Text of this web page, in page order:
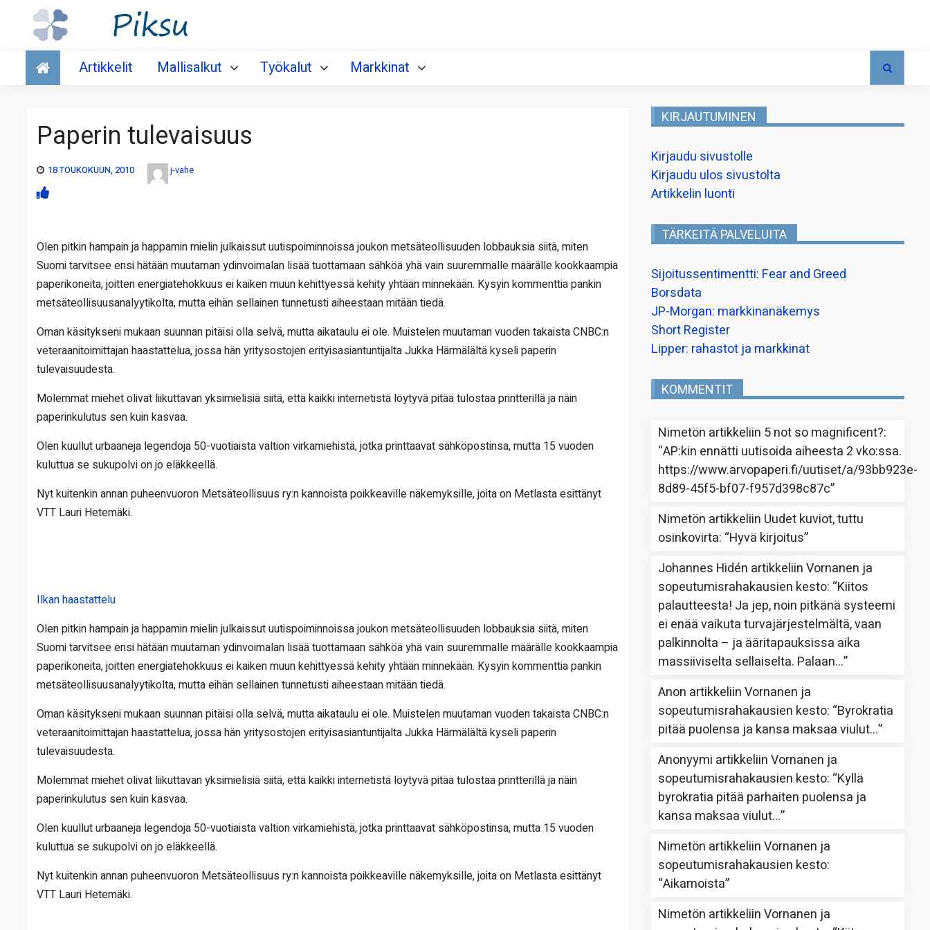
Talous
Artikkelit Mallisalkut Työkalut Markkinat
Paperin tulevaisuus
18 TOUKOKUUN, 2010 j-vahe
Olen pitkin hampain ja happamin mielin julkaissut uutispoiminnoissa joukon metsäteollisuuden lobbauksia siitä, miten
Suomi tarvitsee ensi hätään muutaman ydinvoimalan lisää tuottamaan sähköä yhä vain suuremmalle määrälle kookkaampia
paperikoneita, joitten energiatehokkuus ei kaiken muun kehittyessä kehity yhtään minnekään. Kysyin kommenttia pankin
metsäteollisuusanalyytikolta, mutta eihän sellainen tunnetusti aiheestaan mitään tiedä.
Oman käsitykseni mukaan suunnan pitäisi olla selvä, mutta aikataulu ei ole. Muistelen muutaman vuoden takaista CNBC:n
veteraanitoimittajan haastattelua, jossa hän yritysostojen erityisasiantuntijalta Jukka Härmälältä kyseli paperin
tulevaisuudesta.
Molemmat miehet olivat liikuttavan yksimielisiä siitä, että kaikki internetistä löytyvä pitää tulostaa printterillä ja näin
paperinkulutus sen kuin kasvaa.
Olen kuullut urbaaneja legendoja 50-vuotiaista valtion virkamiehistä, jotka printtaavat sähköpostinsa, mutta 15 vuoden
kuluttua se sukupolvi on jo eläkkeellä.
Nyt kuitenkin annan puheenvuoron Metsäteollisuus ry:n kannoista poikkeaville näkemyksille, joita on Metlasta esittänyt
VTT Lauri Hetemäki.
Ilkan haastattelu
Olen pitkin hampain ja happamin mielin julkaissut uutispoiminnoissa joukon metsäteollisuuden lobbauksia siitä, miten
Suomi tarvitsee ensi hätään muutaman ydinvoimalan lisää tuottamaan sähköä yhä vain suuremmalle määrälle kookkaampia
paperikoneita, joitten energiatehokkuus ei kaiken muun kehittyessä kehity yhtään minnekään. Kysyin kommenttia pankin
metsäteollisuusanalyytikolta, mutta eihän sellainen tunnetusti aiheestaan mitään tiedä.
Oman käsitykseni mukaan suunnan pitäisi olla selvä, mutta aikataulu ei ole. Muistelen muutaman vuoden takaista CNBC:n
veteraanitoimittajan haastattelua, jossa hän yritysostojen erityisasiantuntijalta Jukka Härmälältä kyseli paperin
tulevaisuudesta.
Molemmat miehet olivat liikuttavan yksimielisiä siitä, että kaikki internetistä löytyvä pitää tulostaa printterillä ja näin
paperinkulutus sen kuin kasvaa.
Olen kuullut urbaaneja legendoja 50-vuotiaista valtion virkamiehistä, jotka printtaavat sähköpostinsa, mutta 15 vuoden
kuluttua se sukupolvi on jo eläkkeellä.
Nyt kuitenkin annan puheenvuoron Metsäteollisuus ry:n kannoista poikkeaville näkemyksille, joita on Metlasta esittänyt
VTT Lauri Hetemäki.
KIRJAUTUMINEN
Kirjaudu sivustolle
Kirjaudu ulos sivustolta
Artikkelin luonti
TÄRKEITÄ PALVELUITA
Sijoitussentimentti: Fear and Greed
Borsdata
JP-Morgan: markkinanäkemys
Short Register
Lipper: rahastot ja markkinat
KOMMENTIT
Nimetön artikkeliin 5 not so magnificent?:
“AP:kin ennätti uutisoida aiheesta 2 vko:ssa.
https://www.arvopaperi.fi/uutiset/a/93bb923e-
8d89-45f5-bf07-f957d398c87c”
Nimetön artikkeliin Uudet kuviot, tuttu
osinkovirta: “Hyvä kirjoitus”
Johannes Hidén artikkeliinVornanen ja
sopeutumisrahakausien kesto: “Kiitos
palautteesta! Ja jep, noin pitkänä systeemi
ei enää vaikuta turvajärjestelmältä, vaan
palkinnolta – ja ääritapauksissa aika
massiiviselta sellaiselta. Palaan…”
Anon artikkeliinVornanen ja
sopeutumisrahakausien kesto: “Byrokratia
pitää puolensa ja kansa maksaa viulut…”
Anonyymi artikkeliinVornanen ja
sopeutumisrahakausien kesto: “Kyllä
byrokratia pitää parhaiten puolensa ja
kansa maksaa viulut…”
Nimetön artikkeliinVornanen ja
sopeutumisrahakausien kesto:
“Aikamoista”
Nimetön artikkeliinVornanen ja